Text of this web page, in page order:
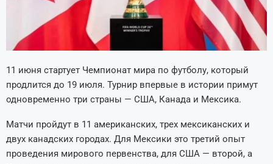
11 июня стартует Чемпионат мира по футболу, который
продлится до 19 июля. Турнир впервые в истории примут
одновременно три страны — США, Канада и Мексика.
Матчи пройдут в 11 американских, трех мексиканских и
двух канадских городах. Для Мексики это третий опыт
проведения мирового первенства, для США — второй, а